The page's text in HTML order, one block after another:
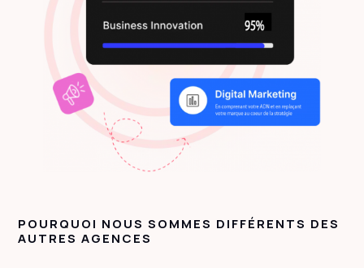
POURQUOI NOUS SOMMES DIFFÉRENTS DES
AUTRES AGENCES